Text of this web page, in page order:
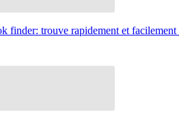
finder: trouve rapidement et